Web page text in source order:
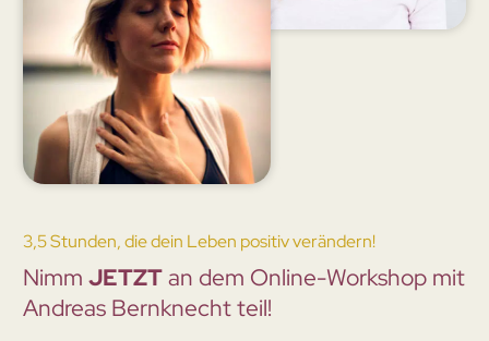
3,5 Stunden, die dein Leben positiv verändern!
Nimm JETZTan dem Online-Workshop mit
Andreas Bernknecht teil!